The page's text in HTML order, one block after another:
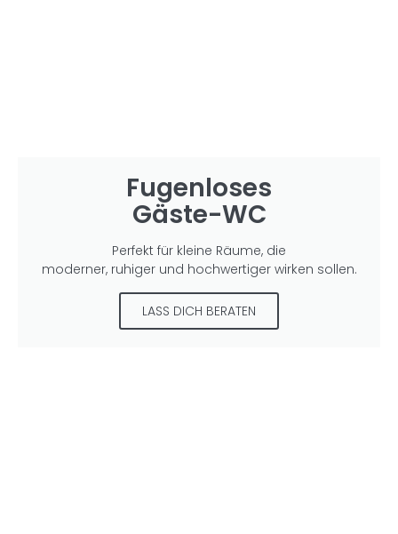
Fugenloses
Gäste-WC
Perfekt für kleine Räume, die
moderner, ruhiger und hochwertiger wirken sollen.
LASS DICH BERATEN